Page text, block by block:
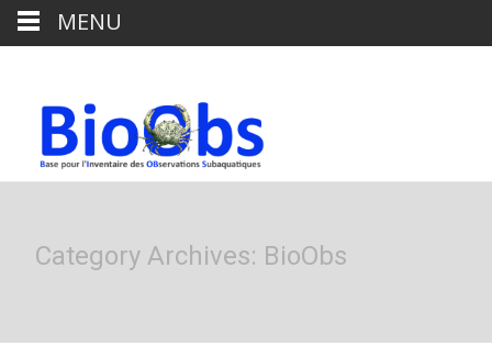
Category Archives: BioObs
MENU